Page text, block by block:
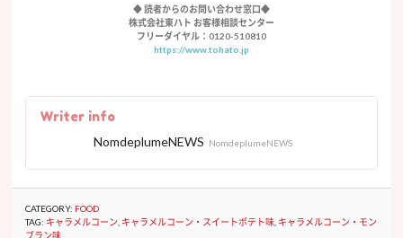
◆ 読者からのお問い合わせ窓口◆
株式会社東ハト お客様相談センター
フリーダイヤル：0120-510810
https://www.tohato.jp
Writer info
NomdeplumeNEWS NomdeplumeNEWS
CATEGORY: FOOD
TAG: キャラメルコーン キャラメルコーン・スイートポテト味 キャラメルコーン・モン
ブラン味